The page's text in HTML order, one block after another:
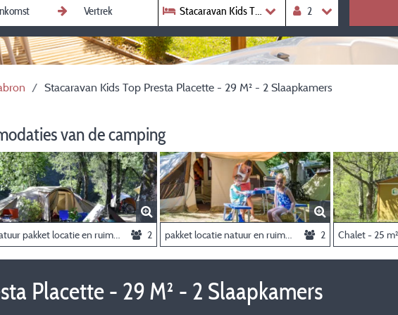
Stacaravan Kids Top Presta Placette - 29 M² - 2
Stacaravan Kids Top Presta Placette - 29 M² - 2 Slaapkamers
van de camping
Natuur pakket locatie en ruimte Jabron (met elektriciteit) 2 pakket locatie natuur en ruimte centrum (met elektriciteit) 2 personen 2 Chalet - 25
Placette - 29 M² - 2 Slaapkamers